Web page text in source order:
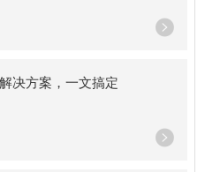
决方案，一文搞定